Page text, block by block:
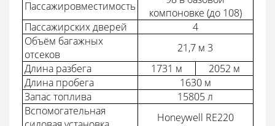
Пассажировместимость
компоновке (до 108)
Пассажирских дверей
4
Объём багажных
отсеков
21,7 м 3
Длина разбега
1731 м
2052 м
Длина пробега
1630 м
Запас топлива
15805 л
Вспомогательная
Honeywell RE220